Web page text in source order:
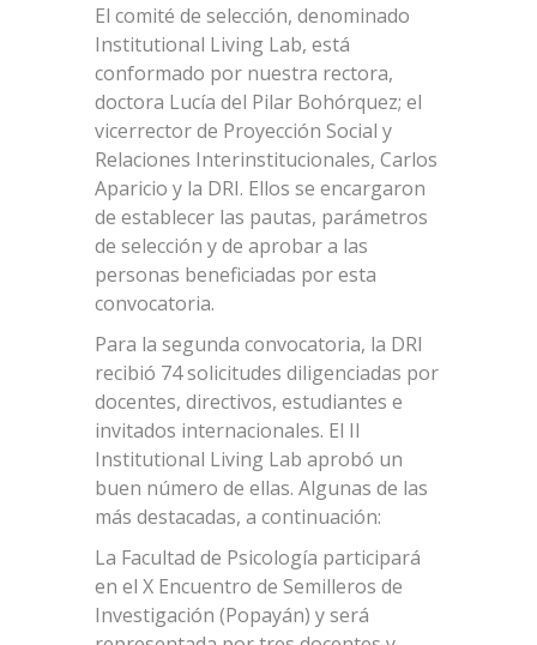
El comité de selección, denominado
Institutional Living Lab, está
conformado por nuestra rectora,
doctora Lucía del Pilar Bohórquez; el
vicerrector de Proyección Social y
Relaciones Interinstitucionales, Carlos
Aparicio y la DRI. Ellos se encargaron
de establecer las pautas, parámetros
de selección y de aprobar a las
personas beneficiadas por esta
convocatoria.
Para la segunda convocatoria, la DRI
recibió 74 solicitudes diligenciadas por
docentes, directivos, estudiantes e
invitados internacionales. El II
Institutional Living Lab aprobó un
buen número de ellas. Algunas de las
más destacadas, a continuación:
La Facultad de Psicología participará
en el X Encuentro de Semilleros de
Investigación (Popayán) y será